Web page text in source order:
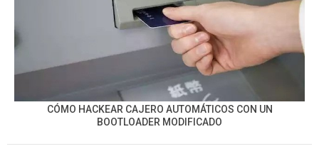
CÓMO HACKEAR CAJERO AUTOMÁTICOS CON UN
BOOTLOADER MODIFICADO